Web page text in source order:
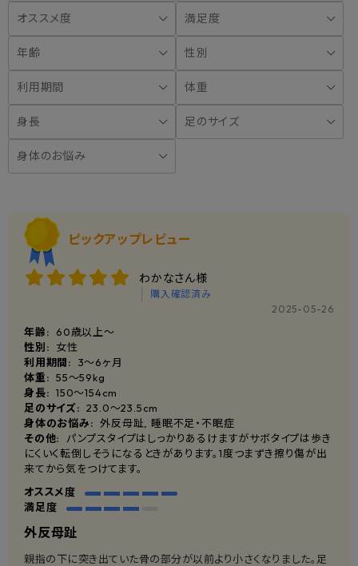
ピックアップレビュー
わかなさん様
購入確認済み
2025-05-26
年齢:
60歳以上〜
性別:
女性
利用期間:
3〜6ヶ月
体重: 55〜59kg
身長: 150〜154cm
足のサイズ: 23.0〜23.5cm
身体のお悩み: 外反母趾, 睡眠不足・不眠症
その他:
パンプスタイプはしっかりあるけますがサボタイプは歩き
にくいく転倒しそうになるときがあります。1度つまずき擦り傷が出
来てから気をつけてます。
オススメ度
満足度
外反母趾
親指の下に突き出ていた骨の部分が以前より小さくなりました。足